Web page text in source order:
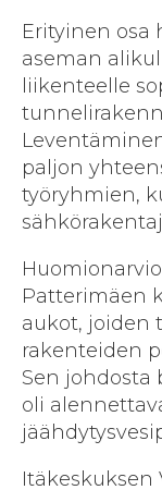
Erityinen osa
aseman
liikenteelle
paljon
työ­ryhmien,
Patterimäen
aukot, joiden
rakenteiden
Sen
oli